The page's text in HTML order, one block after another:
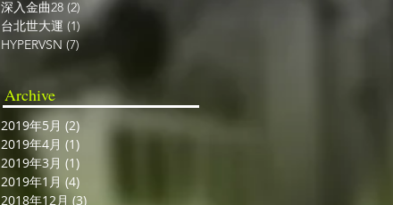
深入金曲28 (2) 2 篇文章
台北世大運 (1)1 篇文章
HYPERVSN (7)
Archive
2019年5月 (2)
2019年4月 (1)
2019年3月 (1)
2019年1月 (4)
2018年12月 (3) 3 篇文章